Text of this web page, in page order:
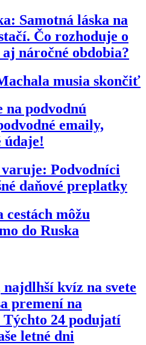
Samotná láska na
Čo rozhoduje o
náročné obdobia?
musia skončiť
na podvodnú
emaily,
údaje!
Podvodníci
daňové preplatky
cestách môžu
do Ruska
kvíz na svete
premení na
24 podujatí
letné dni